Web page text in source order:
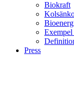
Biokraft
Exempel
Press